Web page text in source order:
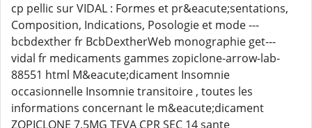
cp pellic sur VIDAL : Formes et pr&eacute;sentations,
Composition, Indications, Posologie et mode ---
bcbdexther fr BcbDextherWeb monographie get---
vidal fr medicaments gammes zopiclone-arrow-lab-
88551 html M&eacute;dicament Insomnie
occasionnelle Insomnie transitoire , toutes les
informations concernant le m&eacute;dicament
ZOPICLONE 7,5MG TEVA CPR SEC 14 sante